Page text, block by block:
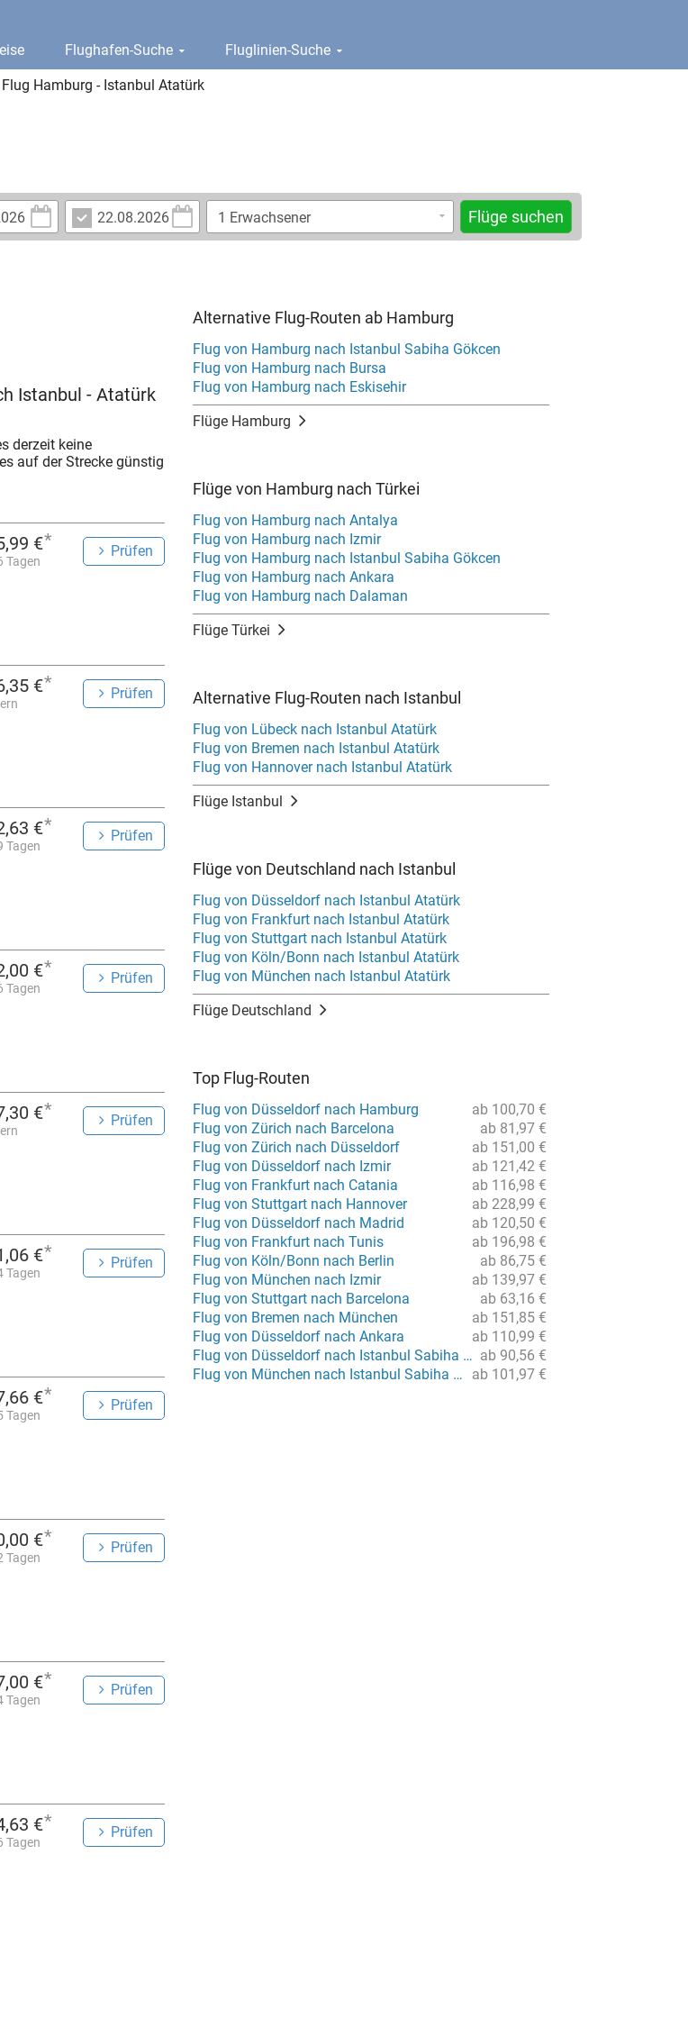
Flughafen-Suche Fluglinien-Suche
Flug Hamburg - Istanbul Atatürk
Flüge suchen
Istanbul - Atatürk
derzeit keine
auf der Strecke günstig
€*
Tagen
Prüfen
€*
Prüfen
€*
Tagen
Prüfen
€*
Tagen
Prüfen
€*
Prüfen
€*
Tagen
Prüfen
€*
Tagen
Prüfen
€*
Tagen
Prüfen
€*
Tagen
Prüfen
€*
Tagen
Prüfen
Alternative Flug-Routen ab Hamburg
Flug von Hamburg nach Istanbul Sabiha Gökcen
Flug von Hamburg nach Bursa
Flug von Hamburg nach Eskisehir
Flüge Hamburg
Flüge von Hamburg nach Türkei
Flug von Hamburg nach Antalya
Flug von Hamburg nach Izmir
Flug von Hamburg nach Istanbul Sabiha Gökcen
Flug von Hamburg nach Ankara
Flug von Hamburg nach Dalaman
Flüge Türkei
Alternative Flug-Routen nach Istanbul
Flug von Lübeck nach Istanbul Atatürk
Flug von Bremen nach Istanbul Atatürk
Flug von Hannover nach Istanbul Atatürk
Flüge Istanbul
Flüge von Deutschland nach Istanbul
Flug von Düsseldorf nach Istanbul Atatürk
Flug von Frankfurt nach Istanbul Atatürk
Flug von Stuttgart nach Istanbul Atatürk
Flug von Köln/Bonn nach Istanbul Atatürk
Flug von München nach Istanbul Atatürk
Flüge Deutschland
Top Flug-Routen
ab 100,70 €
Flug von Düsseldorf nach Hamburg
ab 81,97 €
Flug von Zürich nach Barcelona
ab 151,00 €
Flug von Zürich nach Düsseldorf
ab 121,42 €
Flug von Düsseldorf nach Izmir
ab 116,98 €
Flug von Frankfurt nach Catania
ab 228,99 €
Flug von Stuttgart nach Hannover
ab 120,50 €
Flug von Düsseldorf nach Madrid
ab 196,98 €
Flug von Frankfurt nach Tunis
ab 86,75 €
Flug von Köln/Bonn nach Berlin
ab 139,97 €
Flug von München nach Izmir
ab 63,16 €
Flug von Stuttgart nach Barcelona
ab 151,85 €
Flug von Bremen nach München
ab 110,99 €
Flug von Düsseldorf nach Ankara
ab 90,56 €
Flug von Düsseldorf nach Istanbul Sabiha Gökcen
ab 101,97 €
Flug von München nach Istanbul Sabiha Gökcen